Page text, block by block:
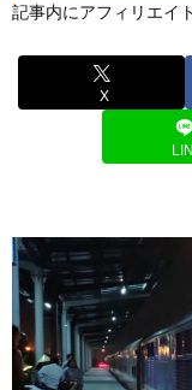
記事内にアフィリエイ
X